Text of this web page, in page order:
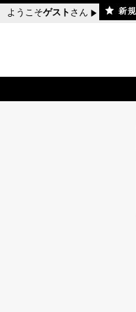
ようこそゲスト さん